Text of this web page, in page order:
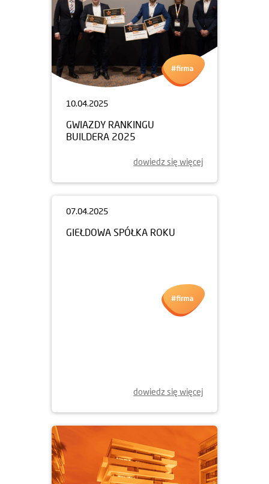
10.04.2025
GWIAZDY RANKINGU
BUILDERA 2025
dowiedz się więcej
dowiedz się więcej